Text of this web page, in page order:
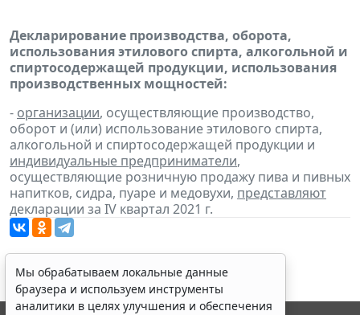
Декларирование производства, оборота,
использования этилового спирта, алкогольной и
спиртосодержащей продукции, использования
производственных мощностей:
- организации, осуществляющие производство,
оборот и (или) использование этилового спирта,
алкогольной и спиртосодержащей продукции и
индивидуальные предприниматели,
осуществляющие розничную продажу пива и пивных
напитков, сидра, пуаре и медовухи, представляют
декларации за IV квартал 2021 г.
Мы обрабатываем локальные данные
браузера и используем инструменты
аналитики в целях улучшения и обеспечения